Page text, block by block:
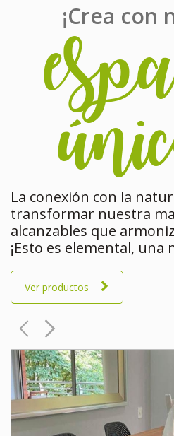
¡Crea con
La conexión con la
transformar nuestra
alcanzables que
¡Esto es elemental, una
Ver productos